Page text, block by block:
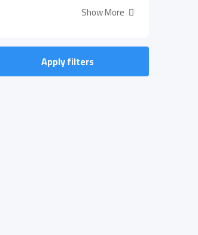
Show More
Apply filters